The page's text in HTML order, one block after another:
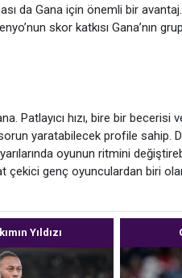
da Gana için önemli bir
skor katkısı Gana’nın
Patlayıcı hızı, bire bir becerisi
yaratabilecek profile sahip.
oyunun ritmini
çekici genç oyunculardan biri
Yıldızı